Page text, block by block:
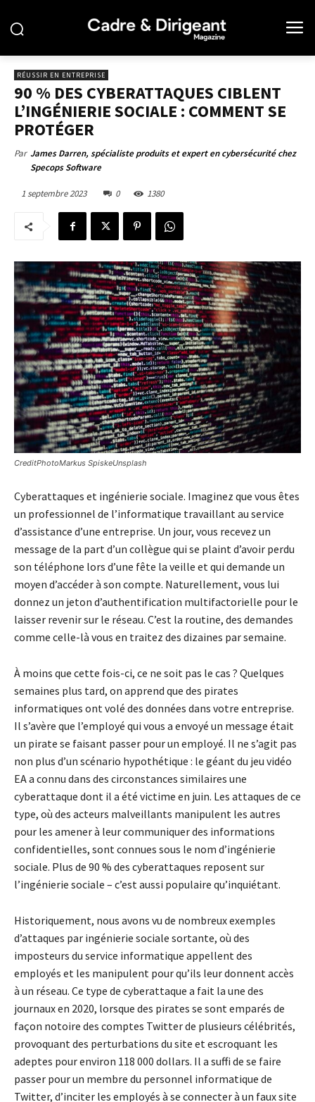
RÉUSSIR EN ENTREPRISE
90 % DES CYBERATTAQUES CIBLENT
L’INGÉNIERIE SOCIALE : COMMENT SE
PROTÉGER
Par James Darren, spécialiste produits et expert en cybersécurité chez
Specops Software
1 septembre 2023 0 1380
CreditPhotoMarkus SpiskeUnsplash
Cyberattaques et ingénierie sociale. Imaginez que vous êtes
un professionnel de l’informatique travaillant au service
d’assistance d’une entreprise. Un jour, vous recevez un
message de la part d’un collègue qui se plaint d’avoir perdu
son téléphone lors d’une fête la veille et qui demande un
moyen d’accéder à son compte. Naturellement, vous lui
donnez un jeton d’authentification multifactorielle pour le
laisser revenir sur le réseau. C’est la routine, des demandes
comme celle-là vous en traitez des dizaines par semaine.
À moins que cette fois-ci, ce ne soit pas le cas ? Quelques
semaines plus tard, on apprend que des pirates
informatiques ont volé des données dans votre entreprise.
Il s’avère que l’employé qui vous a envoyé un message était
un pirate se faisant passer pour un employé. Il ne s’agit pas
non plus d’un scénario hypothétique : le géant du jeu vidéo
EA a connu dans des circonstances similaires une
cyberattaque dont il a été victime en juin. Les attaques de ce
type, où des acteurs malveillants manipulent les autres
pour les amener à leur communiquer des informations
confidentielles, sont connues sous le nom d’ingénierie
sociale. Plus de 90 % des cyberattaques reposent sur
l’ingénierie sociale – c’est aussi populaire qu’inquiétant.
Historiquement, nous avons vu de nombreux exemples
d’attaques par ingénierie sociale sortante, où des
imposteurs du service informatique appellent des
employés et les manipulent pour qu’ils leur donnent accès
à un réseau. Ce type de cyberattaque a fait la une des
journaux en 2020, lorsque des pirates se sont emparés de
façon notoire des comptes Twitter de plusieurs célébrités,
provoquant des perturbations du site et escroquant les
adeptes pour environ 118 000 dollars. Il a suffi de se faire
passer pour un membre du personnel informatique de
Twitter, d’inciter les employés à se connecter à un faux site